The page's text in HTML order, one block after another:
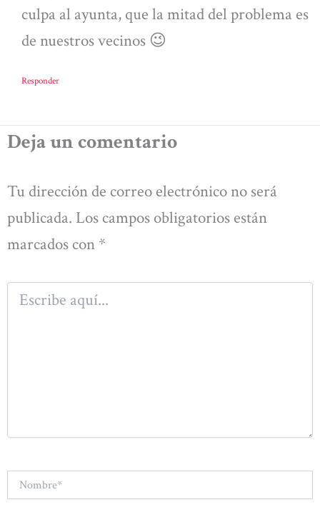
culpa al ayunta, que la mitad del problema es
de nuestros vecinos 😉
Responder
Deja un comentario
Tu dirección de correo electrónico no será
publicada. Los campos obligatorios están
marcados con *
Escribe
aquí...